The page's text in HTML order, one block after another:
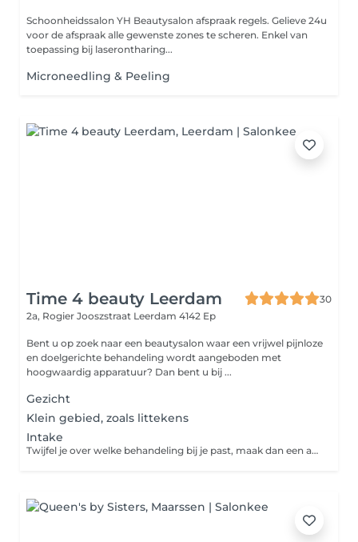
Schoonheidssalon YH Beautysalon afspraak regels. Gelieve 24u
voor de afspraak alle gewenste zones te scheren. Enkel van
toepassing bij laserontharing...
Microneedling & Peeling
Time 4 beauty Leerdam
30
2a, Rogier Jooszstraat Leerdam 4142 Ep
Bent u op zoek naar een beautysalon waar een vrijwel pijnloze
en doelgerichte behandeling wordt aangeboden met
hoogwaardig apparatuur? Dan bent u bij ...
Gezicht
Klein gebied, zoals littekens
Intake
Twijfel je over welke behandeling bij je past, maak dan een afspraak voor een vrijblijvend intake